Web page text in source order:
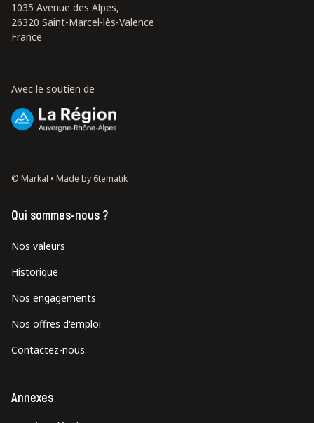
1035 Avenue des Alpes,
26320 Saint-Marcel-lès-Valence
France
Avec le soutien de
© Markal • Made by 6tematik
Qui sommes-nous ?
Nos valeurs
Historique
Nos engagements
Nos offres d'emploi
Contactez-nous
Annexes